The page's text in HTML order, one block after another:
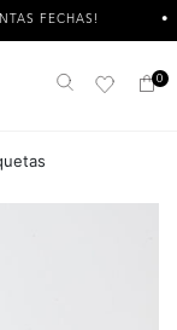
FECHAS!
Buscar 0